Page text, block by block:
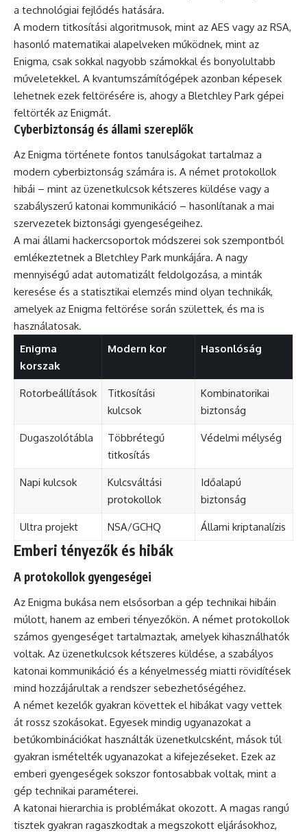
a technológiai fejlődés hatására.
A modern titkosítási algoritmusok, mint az AES vagy az RSA,
hasonló matematikai alapelveken működnek, mint az
Enigma, csak sokkal nagyobb számokkal és bonyolultabb
műveletekkel. A kvantumszámítógépek azonban képesek
lehetnek ezek feltörésére is, ahogy a Bletchley Park gépei
feltörték az Enigmát.
Cyberbiztonság és állami szereplők
Az Enigma története fontos tanulságokat tartalmaz a
modern cyberbiztonság számára is. A német protokollok
hibái – mint az üzenetkulcsok kétszeres küldése vagy a
szabályszerű katonai kommunikáció – hasonlítanak a mai
szervezetek biztonsági gyengeségeihez.
A mai állami hackercsoportok módszerei sok szempontból
emlékeztetnek a Bletchley Park munkájára. A nagy
mennyiségű adat automatizált feldolgozása, a minták
keresése és a statisztikai elemzés mind olyan technikák,
amelyek az Enigma feltörése során születtek, és ma is
használatosak.
Enigma
korszak
Modern kor Hasonlóság
Rotorbeállítások
Titkosítási
kulcsok
Kombinatorikai
biztonság
Dugaszolótábla
Többrétegű
titkosítás
Védelmi mélység
Napi kulcsok
Kulcsváltási
protokollok
Időalapú
biztonság
Ultra projekt NSA/GCHQ Állami kriptanalízis
Emberi tényezők és hibák
A protokollok gyengeségei
Az Enigma bukása nem elsősorban a gép technikai hibáin
múlott, hanem az emberi tényezőkön. A német protokollok
számos gyengeséget tartalmaztak, amelyek kihasználhatók
voltak. Az üzenetkulcsok kétszeres küldése, a szabályos
katonai kommunikáció és a kényelmesség miatti rövidítések
mind hozzájárultak a rendszer sebezhetőségéhez.
A német kezelők gyakran követtek el hibákat vagy vettek
át rossz szokásokat. Egyesek mindig ugyanazokat a
betűkombinációkat használták üzenetkulcsként, mások túl
gyakran ismételték ugyanazokat a kifejezéseket. Ezek az
emberi gyengeségek sokszor fontosabbak voltak, mint a
gép technikai paraméterei.
A katonai hierarchia is problémákat okozott. A magas rangú
tisztek gyakran ragaszkodtak a megszokott eljárásokhoz,